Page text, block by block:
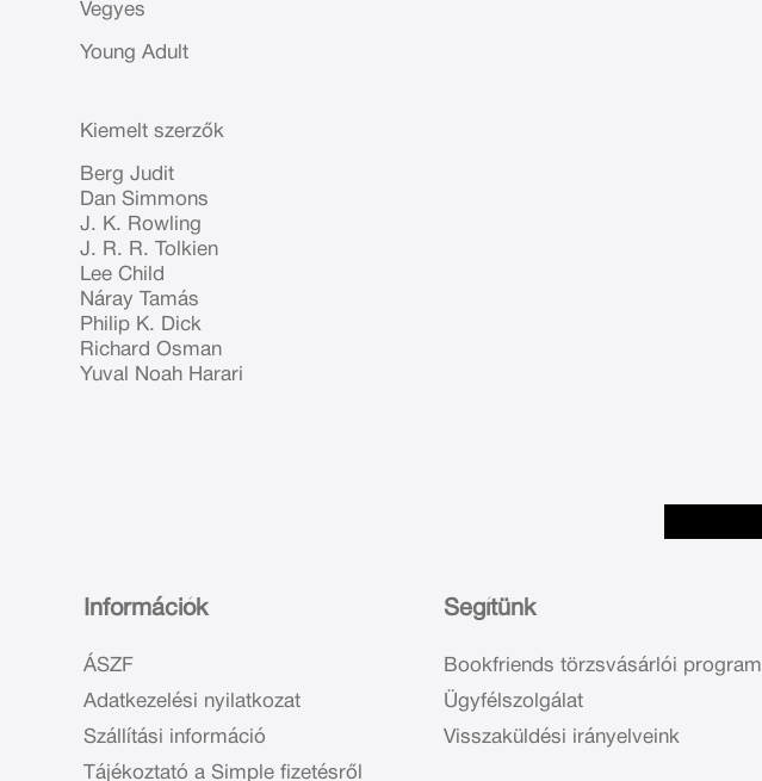
Vegyes
Young Adult
Kiemelt szerzők
Berg Judit
Dan Simmons
J. K. Rowling
J. R. R. Tolkien
Lee Child
Náray Tamás
Philip K. Dick
Richard Osman
Yuval Noah Harari
Információk
ÁSZF
Adatkezelési nyilatkozat
Szállítási információ
Tájékoztató a Simple fizetésről
Segítünk
Bookfriends törzsvásárlói program
Ügyfélszolgálat
Visszaküldési irányelveink